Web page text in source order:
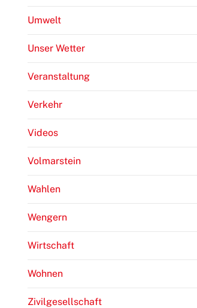
Umwelt
Unser Wetter
Veranstaltung
Verkehr
Videos
Volmarstein
Wahlen
Wengern
Wirtschaft
Wohnen
Zivilgesellschaft